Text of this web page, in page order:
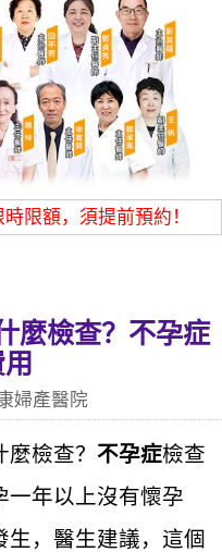
額，須提前預約！ 深圳
麼檢查？不孕症
婦產醫院
檢查？ 不孕症檢查
一年以上沒有懷孕
生，醫生建議，這個